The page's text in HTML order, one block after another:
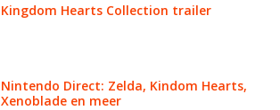
Kingdom Hearts Collection trailer
Nintendo Direct: Zelda, Kindom Hearts,
Xenoblade en meer